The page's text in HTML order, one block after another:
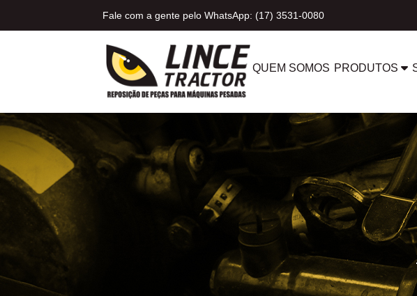
Fale com a gente pelo WhatsApp: (17) 3531-0080
QUEM SOMOS PRODUTOS